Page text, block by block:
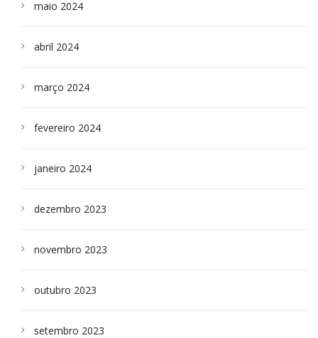
maio 2024
abril 2024
março 2024
fevereiro 2024
janeiro 2024
dezembro 2023
novembro 2023
outubro 2023
setembro 2023